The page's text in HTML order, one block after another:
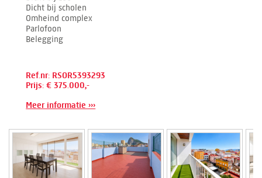
Dicht bij scholen
Omheind complex
Parlofoon
Belegging
Ref.nr: RSOR5393293
Prijs: € 375.000,-
Meer informatie ›››